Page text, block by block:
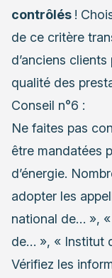
contrôlés !
de ce critère
d’anciens
qualité des
Conseil n°6 :
Ne faites pas
être mandatées
d’énergie.
adopter les
national de… »,
de… », « Institut
Vérifiez les